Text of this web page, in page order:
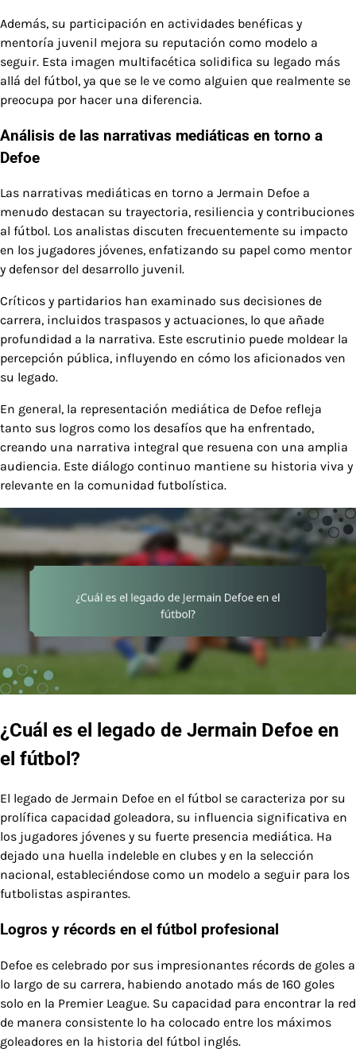
Además, su participación en actividades benéficas y
mentoría juvenil mejora su reputación como modelo a
seguir. Esta imagen multifacética solidifica su legado más
allá del fútbol, ya que se le ve como alguien que realmente se
preocupa por hacer una diferencia.
Análisis de las narrativas mediáticas en torno a
Defoe
Las narrativas mediáticas en torno a Jermain Defoe a
menudo destacan su trayectoria, resiliencia y contribuciones
al fútbol. Los analistas discuten frecuentemente su impacto
en los jugadores jóvenes, enfatizando su papel como mentor
y defensor del desarrollo juvenil.
Críticos y partidarios han examinado sus decisiones de
carrera, incluidos traspasos y actuaciones, lo que añade
profundidad a la narrativa. Este escrutinio puede moldear la
percepción pública, influyendo en cómo los aficionados ven
su legado.
En general, la representación mediática de Defoe refleja
tanto sus logros como los desafíos que ha enfrentado,
creando una narrativa integral que resuena con una amplia
audiencia. Este diálogo continuo mantiene su historia viva y
relevante en la comunidad futbolística.
¿Cuál es el legado de Jermain Defoe en
el fútbol?
El legado de Jermain Defoe en el fútbol se caracteriza por su
prolífica capacidad goleadora, su influencia significativa en
los jugadores jóvenes y su fuerte presencia mediática. Ha
dejado una huella indeleble en clubes y en la selección
nacional, estableciéndose como un modelo a seguir para los
futbolistas aspirantes.
Logros y récords en el fútbol profesional
Defoe es celebrado por sus impresionantes récords de goles a
lo largo de su carrera, habiendo anotado más de 160 goles
solo en la Premier League. Su capacidad para encontrar la red
de manera consistente lo ha colocado entre los máximos
goleadores en la historia del fútbol inglés.